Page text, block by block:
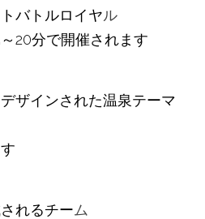
バトルロイヤル
20分で開催されます
ザインされた温泉テーマ
れるチーム